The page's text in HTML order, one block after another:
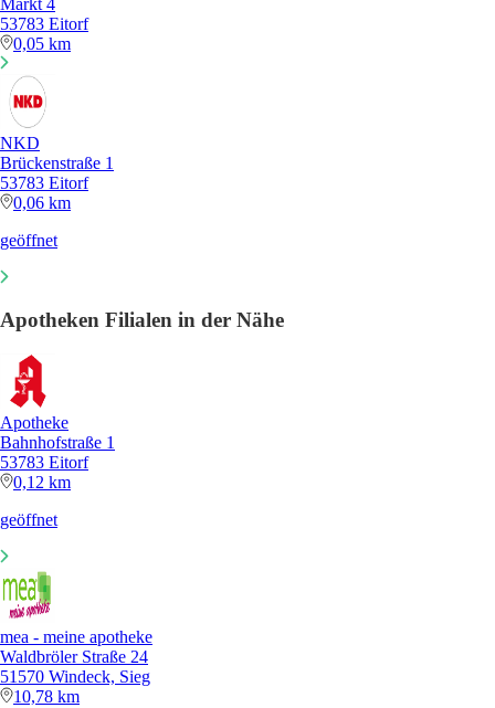
53783 Eitorf
0,05 km
NKD
Brückenstraße 1
53783 Eitorf
0,06 km
geöffnet
Apotheken Filialen in der Nähe
Apotheke
Bahnhofstraße 1
53783 Eitorf
0,12 km
geöffnet
mea - meine apotheke
Waldbröler Straße 24
51570 Windeck, Sieg
10,78 km